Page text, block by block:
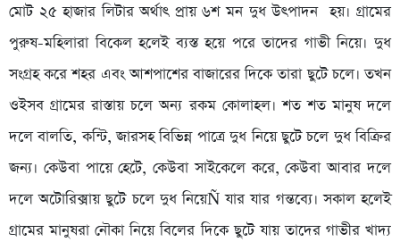
মোট ২৫ হাজার লিটার অর্থাৎ প্রায় ৬শ মন দুধ উৎপাদন হয়। গ্রামের
পুরুষ-মহিলারা বিকেল হলেই ব্যস্ত হয়ে পরে তাদের গাভী নিয়ে। দুধ
সংগ্রহ করে শহর এবং আশপাশের বাজারের দিকে তারা ছুটে চলে। তখন
ওইসব গ্রামের রাস্তায় চলে অন্য রকম কোলাহল। শত শত মানুষ দলে
দলে বালতি, কন্টি, জারসহ বিভিন্ন পাত্রে দুধ নিয়ে ছুটে চলে দুধ বিক্রির
জন্য। কেউবা পায়ে হেটে, কেউবা সাইকেলে করে, কেউবা আবার দলে
দলে অটোরিক্সায় ছুটে চলে দুধ নিয়েÑ যার যার গন্তব্যে। সকাল হলেই
গ্রামের মানুষরা নৌকা নিয়ে বিলের দিকে ছুটে যায় তাদের গাভীর খাদ্য